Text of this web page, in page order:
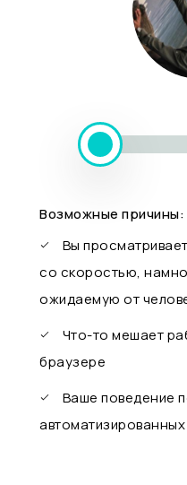
Возможные причины:
Вы
со скоростью,
ожидаемую от
Что-то мешает
браузере
Ваше поведение